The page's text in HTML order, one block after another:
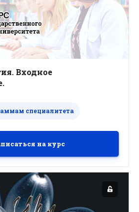
Входное
специалитета
на курс